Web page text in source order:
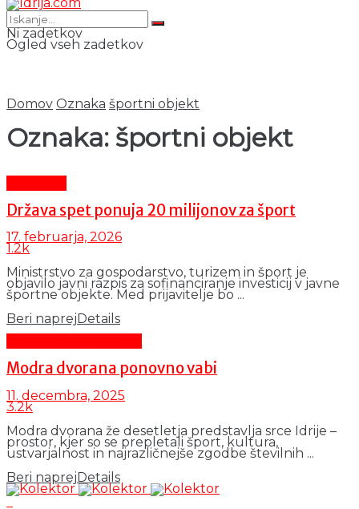
Ni zadetkov
Ogled vseh zadetkov
Domov Oznaka športni objekt
Oznaka: športni objekt
Država spet ponuja 20 milijonov za šport
17. februarja, 2026
1.2k
Ministrstvo za gospodarstvo, turizem in šport je
objavilo javni razpis za sofinanciranje investicij v javne
športne objekte. Med prijavitelje bo ...
Beri naprej Details
Modra dvorana ponovno vabi
11. decembra, 2025
3.2k
Modra dvorana že desetletja predstavlja srce Idrije –
prostor, kjer so se prepletali šport, kultura,
ustvarjalnost in najrazličnejše zgodbe številnih ...
Beri naprejDetails